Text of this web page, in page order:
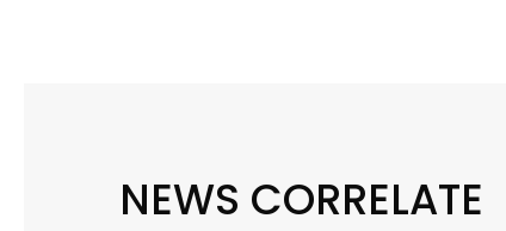
NEWS CORRELATE